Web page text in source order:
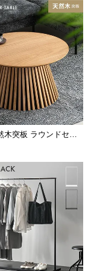
がちな引き出
す。
木突板 ラウンドセン
美しい格子デザイン